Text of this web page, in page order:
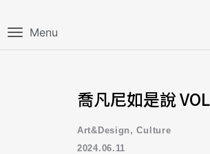
Menu
喬凡尼如是說
Art&Design ,Culture
2024.06.11